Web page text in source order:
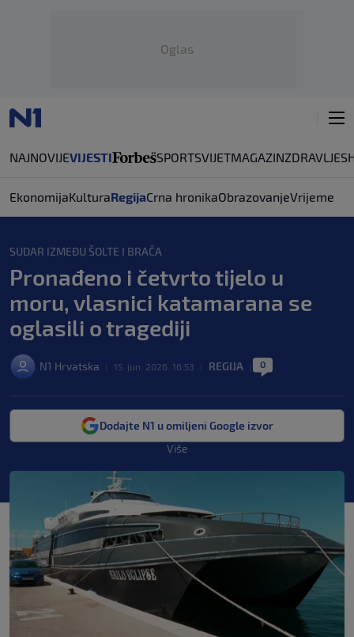
Oglas
NAJNOVIJEVIJESTI SPORTSVIJETMAGAZINZDRAVLJE
EkonomijaKulturaRegijaCrna hronikaObrazovanjeVrijeme
SUDAR IZMEĐU ŠOLTE I BRAČA
Pronađeno i četvrto tijelo u
moru, vlasnici katamarana se
oglasili o tragediji
N1 Hrvatska 15. jun. 2026. 16:53 REGIJA 0
Dodajte N1 u omiljeni Google izvor
Više